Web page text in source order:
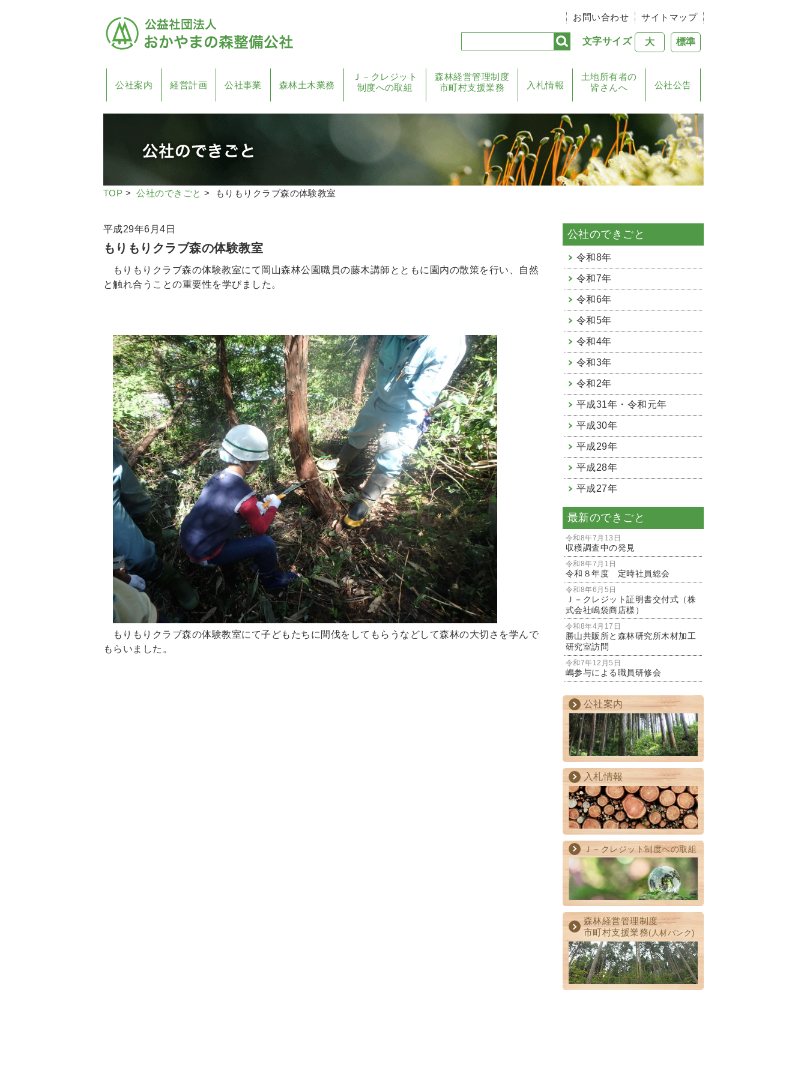
お問い合わせ サイトマップ
文字サイズ 標準
大
公社案内 経営計画 公社事業 森林土木業務
Ｊ－クレジット
制度への取組
森林経営管理制度
市町村支援業務
入札情報
土地所有者の
皆さんへ
公社公告
TOP >公社のできごと > もりもりクラブ森の体験教室
平成29年6月4日
もりもりクラブ森の体験教室
もりもりクラブ森の体験教室にて岡山森林公園職員の藤木講師とともに園内の散策を行い、自然
と触れ合うことの重要性を学びました。
もりもりクラブ森の体験教室にて子どもたちに間伐をしてもらうなどして森林の大切さを学んで
もらいました。
公社のできごと
令和8年
令和7年
令和6年
令和5年
令和4年
令和3年
令和2年
平成31年・令和元年
平成30年
平成29年
平成28年
平成27年
最新のできごと
令和8年7月13日
収穫調査中の発見
令和8年7月1日
令和８年度 定時社員総会
令和8年6月5日
Ｊ－クレジット証明書交付式（株
式会社嶋袋商店様）
令和8年4月17日
勝山共販所と森林研究所木材加工
研究室訪問
令和7年12月5日
嶋参与による職員研修会
公社案内
入札情報
Ｊ－クレジット制度への取組
森林経営管理制度
市町村支援業務(人材バンク)